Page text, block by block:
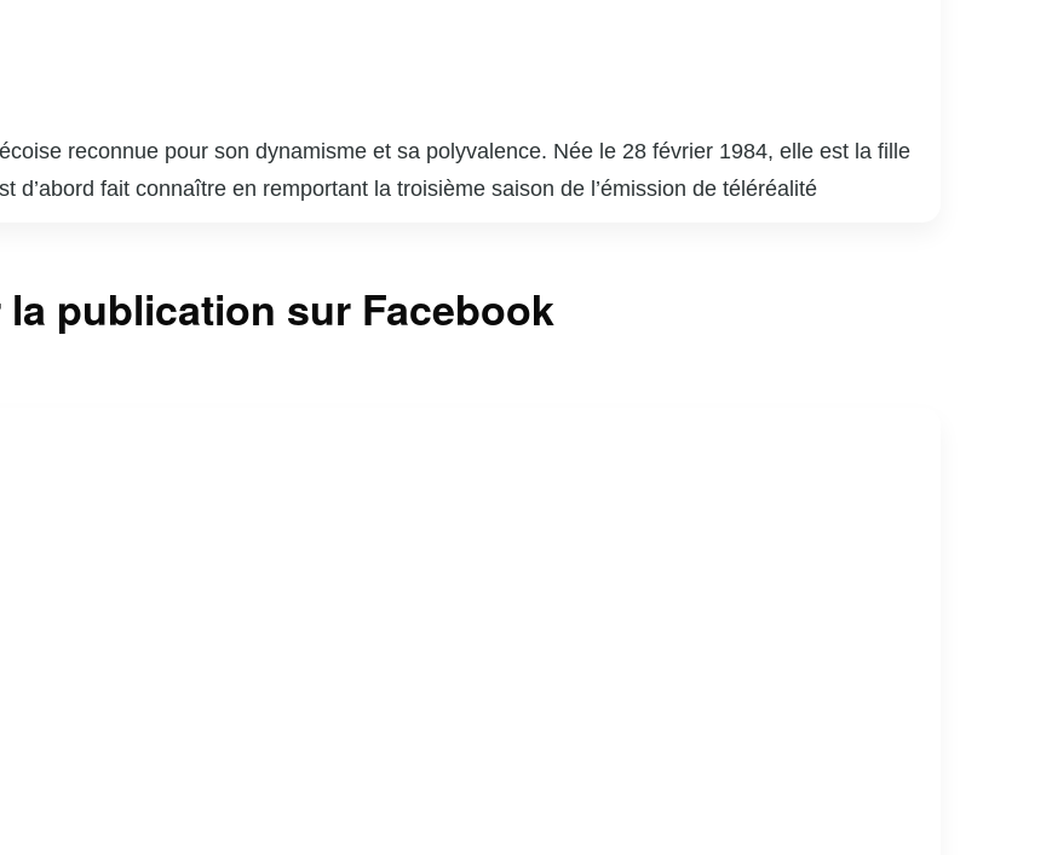
reconnue pour son dynamisme et sa polyvalence. Née le 28 février 1984, elle est la fille
d’abord fait connaître en remportant la troisième saison de l’émission de téléréalité
Kim est également très active sur les réseaux sociaux, où elle partage des moments de
la publication sur Facebook